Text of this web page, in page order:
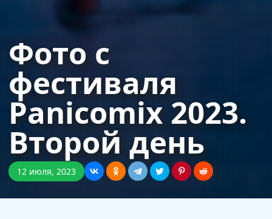
Фото с
фестиваля
Panicomix 2023.
Второй день
12 июля, 2023